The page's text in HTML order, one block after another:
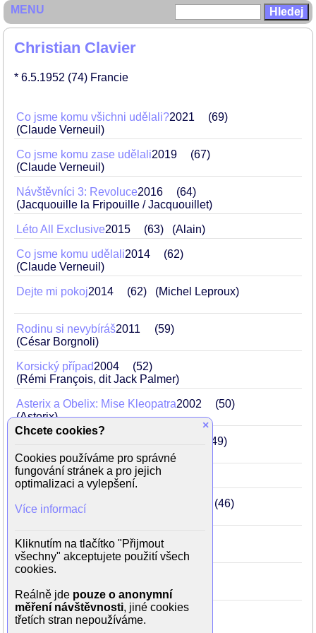
Christian Clavier
* 6.5.1952 (74) Francie
Co jsme komu všichni udělali?2021
69
(Claude Verneuil)
Co jsme komu zase udělali2019
67
(Claude Verneuil)
Návštěvníci 3: Revoluce2016
64
(Jacquouille la Fripouille / Jacquouillet)
Léto All Exclusive2015 63 (Alain)
Co jsme komu udělali2014
62
(Claude Verneuil)
Dejte mi pokoj2014 62 (Michel Leproux)
Rodinu si nevybíráš2011
59
(César Borgnoli)
Korsický případ2004
52
(Rémi François, dit Jack Palmer)
Asterix a Obelix: Mise Kleopatra2002
50
(Asterix)
49
(André le Pate)
Asterix a Obelix1999 47
Návštěvníci II: V chodbách času
46
(Jacquouille)
Strážní andělé1995
43
(otec Hervé Tarain)
(Jacquouille la Fripouille)
Operace Corned Beef1990
(Jean-Jacques Granianski)
MENU
×
Chcete cookies?
Cookies používáme pro správné
fungování stránek a pro jejich
optimalizaci a vylepšení.
Více informací
Kliknutím na tlačítko "Přijmout
všechny" akceptujete použití všech
cookies.
Reálně jde pouze o anonymní
měření návštěvnosti, jiné cookies
třetích stran nepoužíváme.